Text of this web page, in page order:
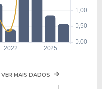
MAIS DADOS